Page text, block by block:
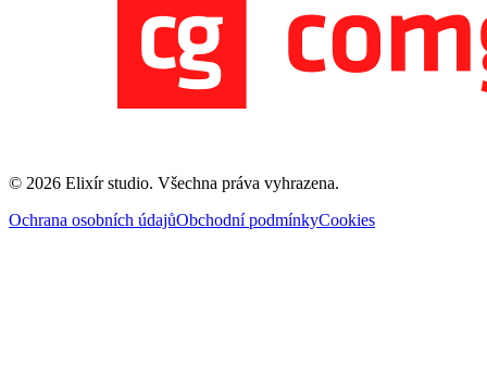
© 2026 Elixír studio. Všechna práva vyhrazena.
Ochrana osobních údajůObchodní podmínkyCookies